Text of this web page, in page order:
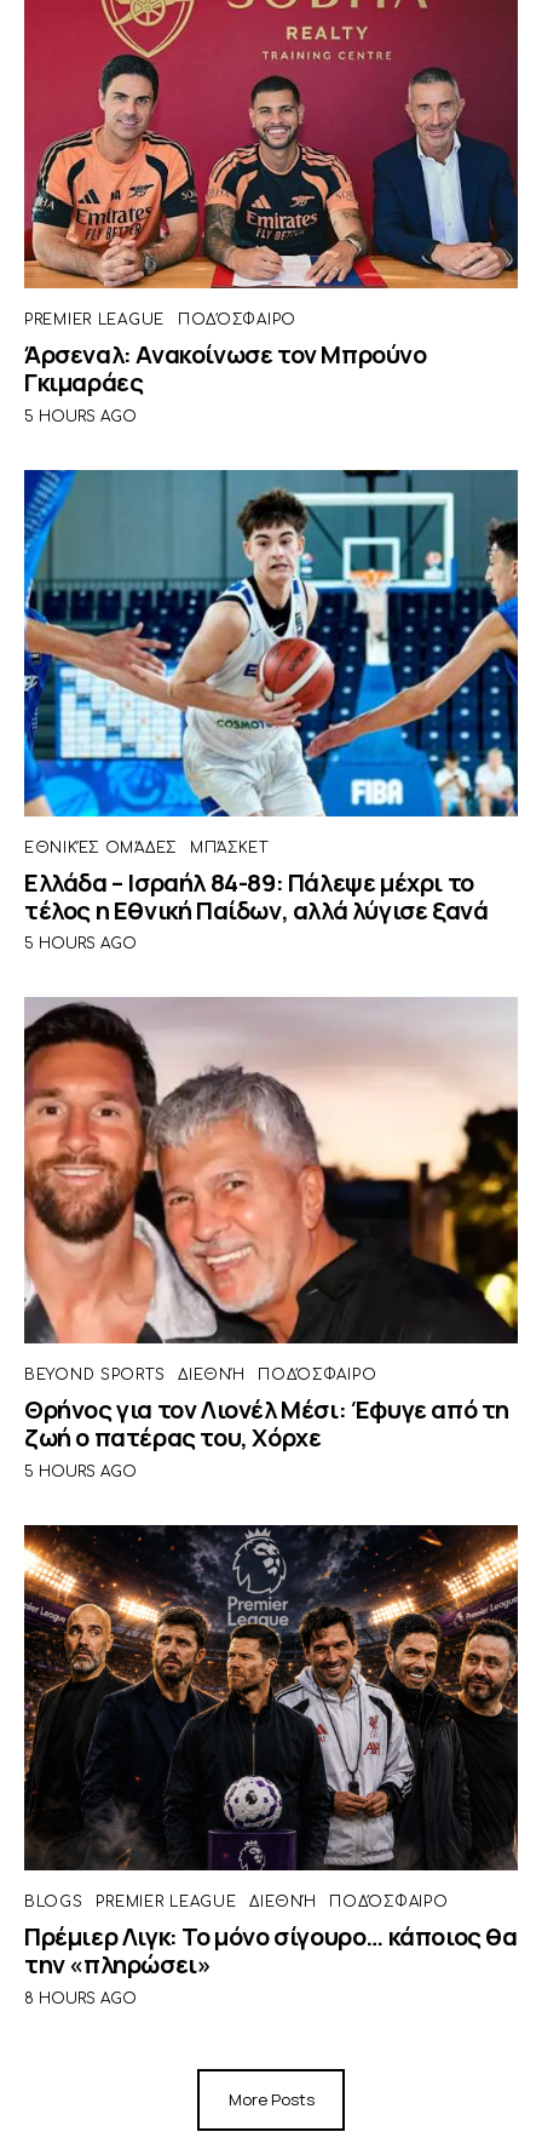
PREMIER LEAGUE ΠΟΔΌΣΦΑΙΡΟ
Άρσεναλ: Ανακοίνωσε τον Μπρούνο
Γκιμαράες
5 HOURS AGO
ΕΘΝΙΚΈΣ ΟΜΆΔΕΣ ΜΠΆΣΚΕΤ
Ελλάδα – Ισραήλ 84-89: Πάλεψε μέχρι το
τέλος η Εθνική Παίδων, αλλά λύγισε ξανά
5 HOURS AGO
BEYOND SPORTS ΔΙΕΘΝΉ ΠΟΔΌΣΦΑΙΡΟ
Θρήνος για τον Λιονέλ Μέσι: Έφυγε από τη
ζωή ο πατέρας του, Χόρχε
5 HOURS AGO
BLOGS PREMIER LEAGUE ΔΙΕΘΝΉ ΠΟΔΌΣΦΑΙΡΟ
Πρέμιερ Λιγκ: Το μόνο σίγουρο… κάποιος θα
την «πληρώσει»
8 HOURS AGO
More Posts